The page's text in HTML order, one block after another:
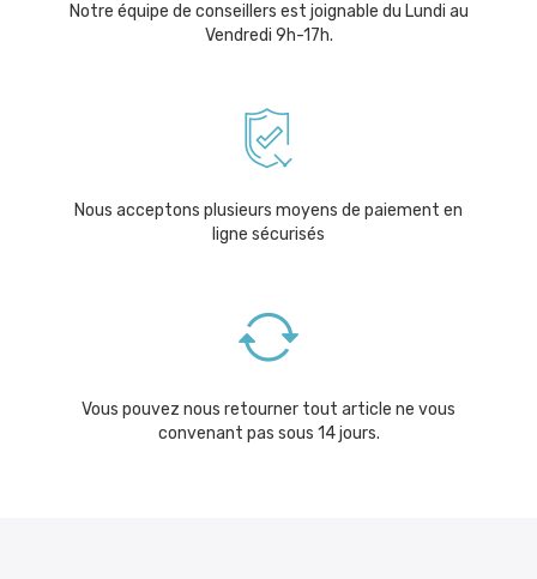
Notre équipe de conseillers est joignable du Lundi au
Vendredi 9h-17h.
Nous acceptons plusieurs moyens de paiement en
ligne sécurisés
Vous pouvez nous retourner tout article ne vous
convenant pas sous 14 jours.